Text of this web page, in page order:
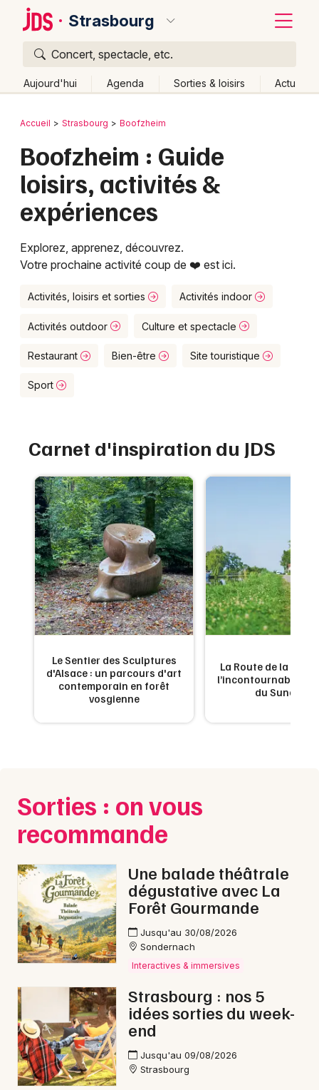
Strasbourg
Concert, spectacle, etc.
Aujourd'hui Agenda Sorties & loisirs Actu
Publier un événement
Grands événements
Activité & Expérience
Spectacles
Concerts
Soirées
Sorties famille
Expos
Sorties & loisirs
Annuaire dans le Bas-Rhin
Annuaire en Alsace
Annuaire dans le Grand Est
Artistes en tournée
Actus à Strasbourg
Magazine à Strasbourg
Actus tourisme & loisirs
Restaurants
Bordeaux
Colmar
Lille
Marseille
Mulhouse
Montpellier
Nantes
Nice
Strasbourg
Toulouse
Toutes les villes
Retour
Accueil Strasbourg Boofzheim
Boofzheim : Guide
loisirs, activités &
expériences
Explorez, apprenez, découvrez.
Votre prochaine activité coup de ❤️ est ici.
Activités, loisirs et sorties Activités indoor
Activités outdoor Culture et spectacle
Restaurant Bien-être Site touristique
Sport
Carnet d'inspiration du JDS
Le Sentier des Sculptures
d'Alsace : un parcours d'art
contemporain en forêt
vosgienne
La Route de la
l’incontournable
du Sundgau
Sorties : on vous
recommande
Une balade théâtrale
dégustative avec La
Forêt Gourmande
Jusqu'au 30/08/2026
Sondernach
Interactives & immersives
Strasbourg : nos 5
idées sorties du week-
end
Jusqu'au 09/08/2026
Strasbourg
Quoi ?
Où ?
Partout
Près de moi Changer de lieu
Quand ?
Effacer les dates
Aujourd'hui
Demain Ce week-end